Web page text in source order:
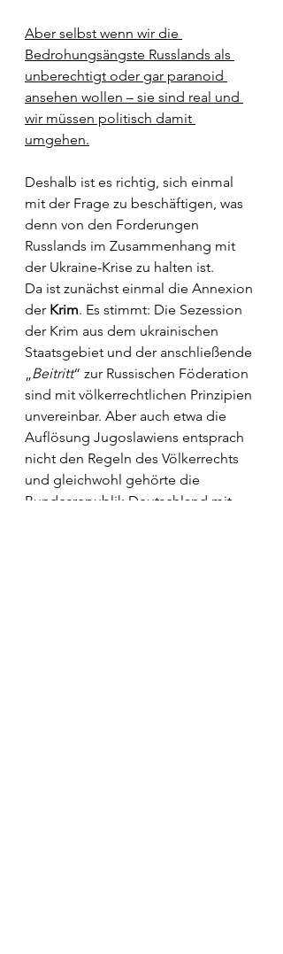
Aber selbst wenn wir die
Bedrohungsängste Russlands als
unberechtigt oder gar paranoid
ansehen wollen – sie sind real und
wir müssen politisch damit
umgehen.
Deshalb ist es richtig, sich einmal
mit der Frage zu beschäftigen, was
denn von den Forderungen
Russlands im Zusammenhang mit
der Ukraine-Krise zu halten ist.
Da ist zunächst einmal die Annexion
der Krim. Es stimmt: Die Sezession
der Krim aus dem ukrainischen
Staatsgebiet und der anschließende
„Beitritt“ zur Russischen Föderation
sind mit völkerrechtlichen Prinzipien
unvereinbar. Aber auch etwa die
Auflösung Jugoslawiens entsprach
nicht den Regeln des Völkerrechts
und gleichwohl gehörte die
Bundesrepublik Deutschland mit